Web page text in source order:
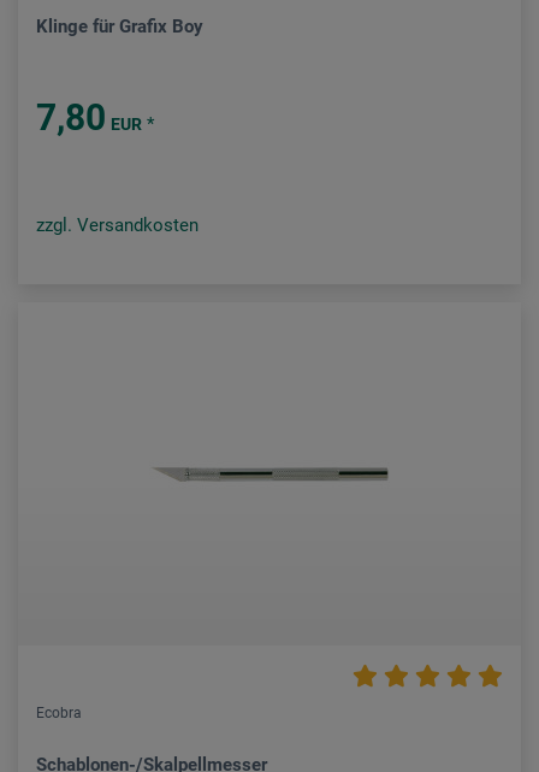
Klinge für Grafix Boy
7,80 EUR *
zzgl. Versandkosten
Ecobra
Schablonen-/Skalpellmesser